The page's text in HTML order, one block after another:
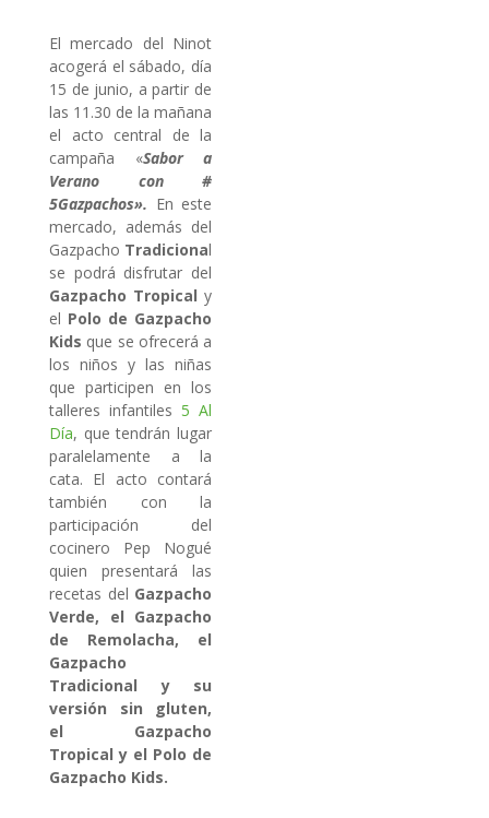
El mercado del Ninot
acogerá el sábado, día
15 de junio, a partir de
las 11.30 de la mañana
el acto central de la
campaña «Sabor a
Verano con #
5Gazpachos». En este
mercado, además del
Gazpacho Tradicional
se podrá disfrutar del
Gazpacho Tropical y
el Polo de Gazpacho
Kids que se ofrecerá a
los niños y las niñas
que participen en los
talleres infantiles 5 Al
Día, que tendrán lugar
paralelamente a la
cata. El acto contará
también con la
participación del
cocinero Pep Nogué
quien presentará las
recetas del Gazpacho
Verde, el Gazpacho
de Remolacha, el
Gazpacho
Tradicional y su
versión sin gluten,
el Gazpacho
Tropical y el Polo de
Gazpacho Kids.